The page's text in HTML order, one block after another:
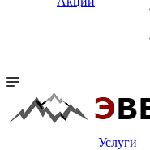
Услуги